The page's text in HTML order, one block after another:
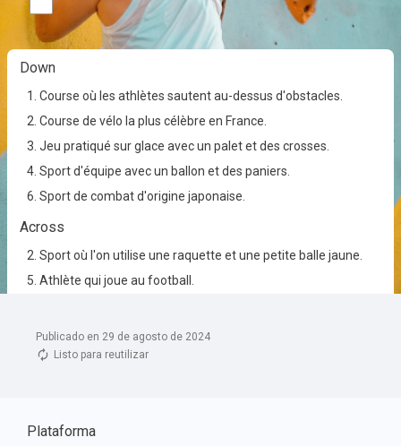
Publicado en 29 de agosto de 2024
Listo para reutilizar
Plataforma